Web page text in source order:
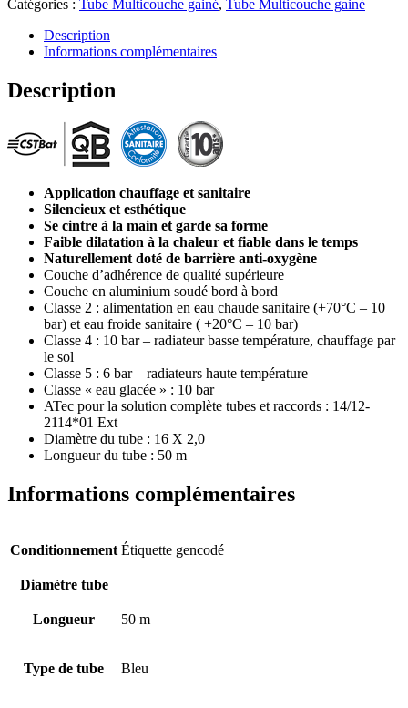
Catégories : Tube Multicouche gainé, Tube Multicouche gainé
Description
Informations complémentaires
Description
Application chauffage et sanitaire
Silencieux et esthétique
Se cintre à la main et garde sa forme
Faible dilatation à la chaleur et fiable dans le temps
Naturellement doté de barrière anti-oxygène
Couche d’adhérence de qualité supérieure
Couche en aluminium soudé bord à bord
Classe 2 : alimentation en eau chaude sanitaire (+70°C – 10
bar) et eau froide sanitaire ( +20°C – 10 bar)
Classe 4 : 10 bar – radiateur basse température, chauffage par
le sol
Classe 5 : 6 bar – radiateurs haute température
Classe « eau glacée » : 10 bar
ATec pour la solution complète tubes et raccords : 14/12-
2114*01 Ext
Diamètre du tube : 16 X 2,0
Longueur du tube : 50 m
Informations complémentaires
Conditionnement Étiquette gencodé
Diamètre tube
Longueur 50 m
Type de tube Bleu